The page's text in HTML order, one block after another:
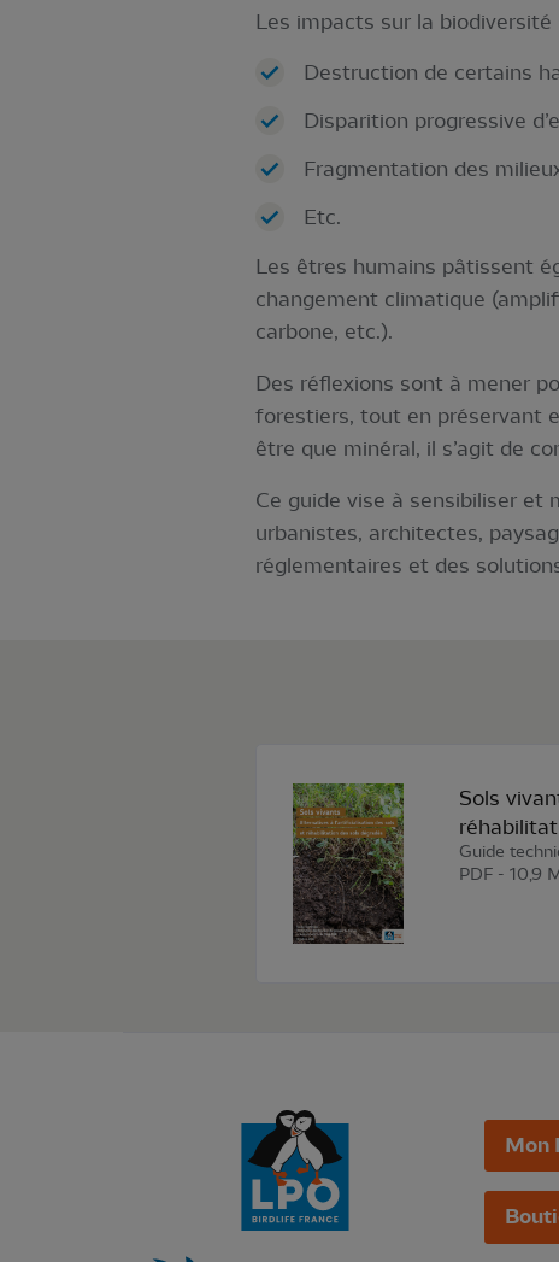
Les impacts sur la
Destruction de certains
Disparition progressive
Fragmentation des
Etc.
Les êtres humains pâtissent
changement climatique
carbone, etc.).
Des réflexions sont à mener
forestiers, tout en préservant
être que minéral, il s’agit de
Ce guide vise à sensibiliser et
urbanistes, architectes,
réglementaires et des
Sols
Guide
PDF - 10,9
Mon